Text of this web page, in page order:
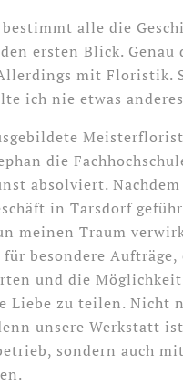
alle die
ersten Blick. Genau
mit Floristik.
ich nie etwas
die
absolviert.
in Tarsdorf
meinen Traum
besondere Aufträge,
und die
Liebe zu teilen. Nicht
unsere Werkstatt
sondern auch